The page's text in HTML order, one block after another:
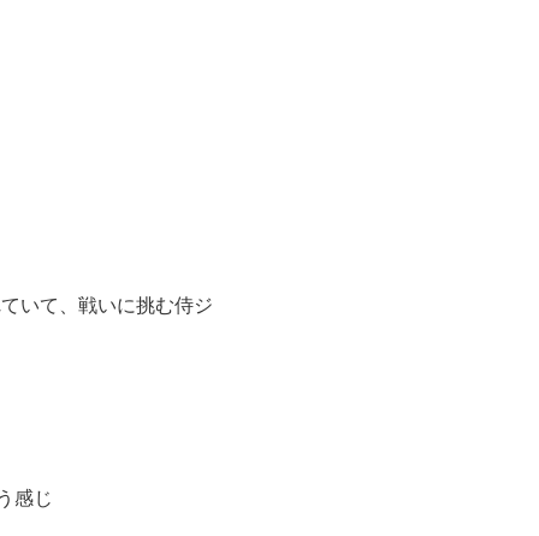
いて、戦いに挑む侍ジ
感じ